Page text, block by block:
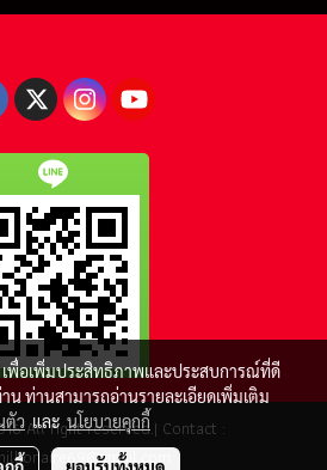
All right reserved.| Contact :
เพื่อเพิ่มประสิทธิภาพและประสบการณ์ที่ดี
น ท่านสามารถอ่านรายละเอียดเพิ่มเติม
ตัว และนโยบายคุกกี้